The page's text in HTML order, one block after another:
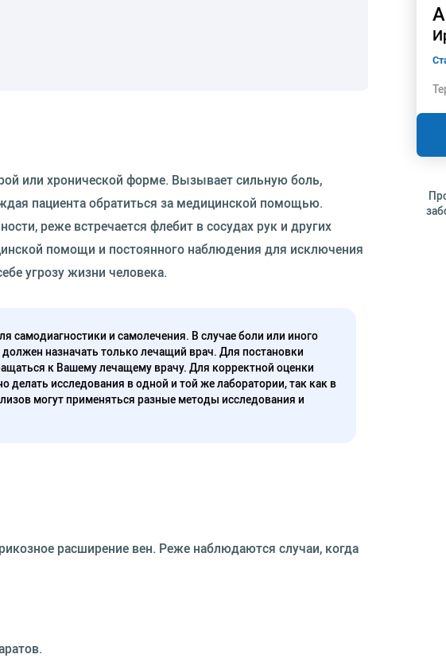
или хронической форме. Вызывает сильную боль,
пациента обратиться за медицинской помощью.
реже встречается флебит в сосудах рук и других
помощи и постоянного наблюдения для исключения
угрозу жизни человека.
самодиагностики и самолечения. В случае боли или иного
назначать только лечащий врач. Для постановки
к Вашему лечащему врачу. Для корректной оценки
делать исследования в одной и той же лаборатории, так как в
могут применяться разные методы исследования и
расширение вен. Реже наблюдаются случаи, когда